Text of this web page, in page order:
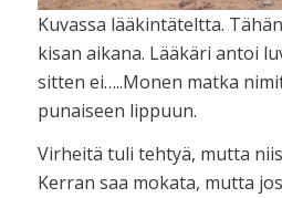
Kuvassa lääkintäteltta.
kisan aikana. Lääkäri antoi
sitten ei…..Monen matka
punaiseen lippuun.
Virheitä tuli tehtyä, mutta
Kerran saa mokata, mutta